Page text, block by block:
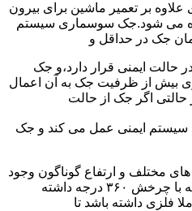
بر تعمیر ماشین برای بیرون
می شود.جک سوسماری سیستم
جک در حداقل و
در حالت ایمنی قرار دارد،و جک
بیش از ظرفیت جک به آن اعمال
اگر جک از حالت
سیستم ایمنی عمل می کند و جک
مختلف و ارتفاع گوناگون وجود
دارد.یک جک سوسماری باید دسته با چرخش ۳۶۰ درجه داشته
فلزی داشته باشد تا